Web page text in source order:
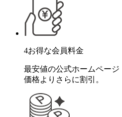
4お得な会員料金
最安値の公式ホームページ
価格よりさらに割引。